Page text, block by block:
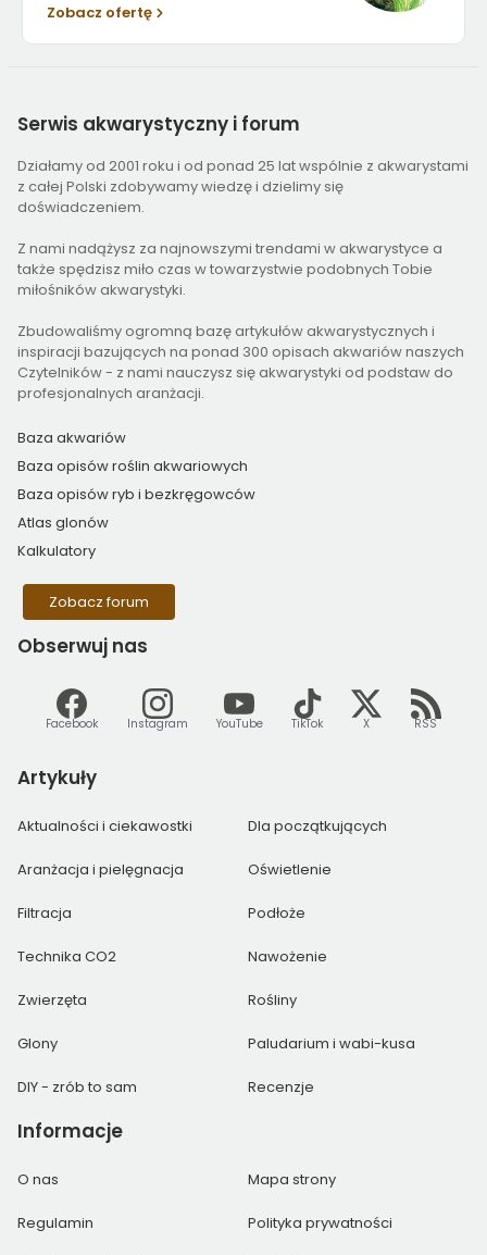
Zobacz ofertę
Serwis akwarystyczny i forum
Działamy od 2001 roku i od ponad 25 lat wspólnie z akwarystami
z całej Polski zdobywamy wiedzę i dzielimy się
doświadczeniem.
Z nami nadążysz za najnowszymi trendami w akwarystyce a
także spędzisz miło czas w towarzystwie podobnych Tobie
miłośników akwarystyki.
Zbudowaliśmy ogromną bazę artykułów akwarystycznych i
inspiracji bazujących na ponad 300 opisach akwariów naszych
Czytelników - z nami nauczysz się akwarystyki od podstaw do
profesjonalnych aranżacji.
Baza akwariów
Baza opisów roślin akwariowych
Baza opisów ryb i bezkręgowców
Atlas glonów
Kalkulatory
Zobacz forum
Obserwuj nas
Facebook Instagram YouTube TikTok X RSS
Artykuły
Aktualności i ciekawostki Dla początkujących
Aranżacja i pielęgnacja Oświetlenie
Filtracja Podłoże
Technika CO2 Nawożenie
Zwierzęta Rośliny
Glony Paludarium i wabi-kusa
DIY - zrób to sam Recenzje
Informacje
O nas Mapa strony
Regulamin Polityka prywatności